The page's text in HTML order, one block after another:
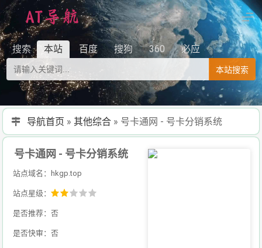
搜索 本站 百度 搜狗 360 必应
本站搜索
导航首页 » 其他综合» 号卡通网 - 号卡分销系统
号卡通网 - 号卡分销系统
站点域名：hkgp.top
站点星级：
是否推荐：否
是否快审：否